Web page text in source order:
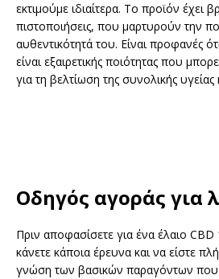
εκτιμούμε ιδιαίτερα. Το προϊόν έχει
πιστοποιήσεις, που μαρτυρούν την
αυθεντικότητά του. Είναι προφανές
είναι εξαιρετικής ποιότητας που
για τη βελτίωση της συνολικής υγείας
Οδηγός αγοράς για
Πριν αποφασίσετε για ένα έλαιο CBD
κάνετε κάποια έρευνα και να είστε
γνώση των βασικών παραγόντων που